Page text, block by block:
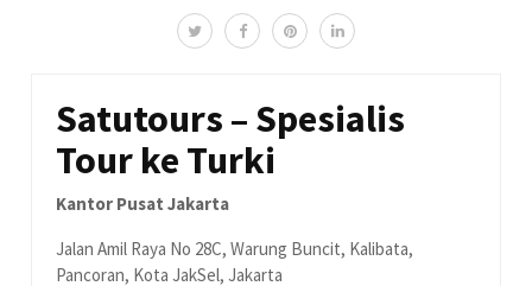
Satutours – Spesialis
Tour ke Turki
Kantor Pusat Jakarta
Jalan Amil Raya No 28C, Warung Buncit, Kalibata,
Pancoran, Kota JakSel, Jakarta